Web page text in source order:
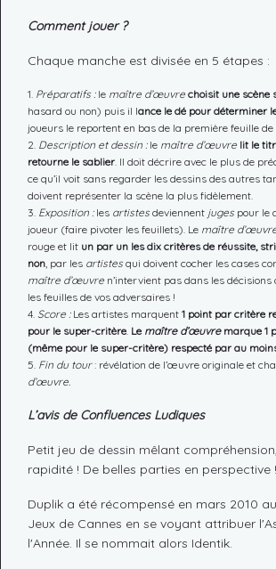
Comment jouer ?
Chaque manche est divisée en 5 étapes :
Préparatifs :le maître d’œuvre choisit une scène
hasard ou non) puis il lance le dé pour déterminer
joueurs le reportent en bas de la première feuille
Description et dessin :le maître d’œuvre lit le
retourne le sablier. Il doit décrire avec le plus de
ce qu’il voit sans regarder les dessins des autres
doivent représenter la scène la plus fidèlement.
Exposition :les artistes deviennent juges pour le
joueur (faire pivoter les feuillets). Le maître
rouge et lit un par un les dix critères de réussite,
non, par les artistes qui doivent cocher les cases
maître d’œuvre n’intervient pas dans les
les feuilles de vos adversaires !
Score :Les artistes marquent 1 point par critère
pour le super-critère. Le maître d’œuvre marque 1
(même pour le super-critère) respecté par au
Fin du tour: révélation de l’œuvre originale et
d’œuvre.
L’avis de Confluences Ludiques
Petit jeu de dessin mêlant
rapidité ! De belles parties en perspective !
Duplik a été récompensé en mars 2010
Jeux de Cannes en se voyant attribuer
l'Année. Il se nommait alors Identik.